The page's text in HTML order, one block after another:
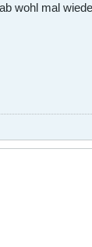
wohl mal